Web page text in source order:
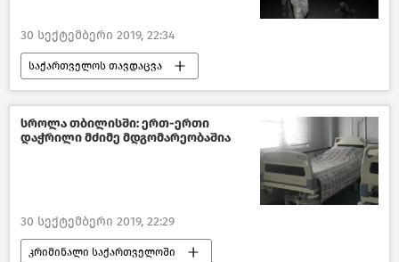
30 სექტემბერი 2019, 22:34
საქართველოს თავდაცვა
ახალი ამბები პოლიტიკა
საქართველო
სროლა თბილისში: ერთ-ერთი
დაჭრილი მძიმე მდგომარეობაშია
30 სექტემბერი 2019, 22:29
კრიმინალი საქართველოში